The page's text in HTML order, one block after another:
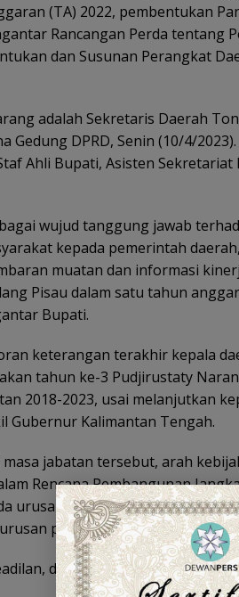
(TA) 2022, pembentukan
Rancangan Perda tentang
dan Susunan Perangkat
adalah Sekretaris Daerah
Gedung DPRD, Senin (10/4/
Ahli Bupati, Asisten Sekretariat
wujud tanggung jawab
kepada pemerintah
muatan dan informasi
Pisau dalam satu tahun
Bupati.
keterangan terakhir kepala
tahun ke-3 Pudjirustaty
2018-2023, usai melanjutkan
Gubernur Kalimantan Tengah.
jabatan tersebut, arah
Rencana Pembangunan
urusan wajib pelayanan dan
pemerintahan fungsi
dan Sejahtera: